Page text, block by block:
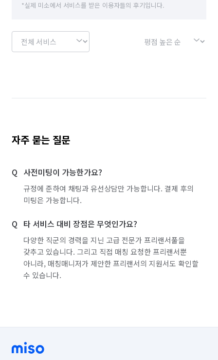
😀강원일부지역 안내
입주청소 평당13.000원
이사청소 평당14.000원
시스템에어컨 20,000원
베란다 추가시 30.000원  50.000원
스티커제거.시트지제거.심각한 분진or오염
많은양의곰팡이
*실제 미소에서 서비스를 받은 이용자들의 후기입니다.
자주 묻는 질문
사전미팅이 가능한가요?
규정에 준하여 채팅과 유선상담만 가능합니다. 결제 후의
미팅은 가능합니다.
타 서비스 대비 장점은 무엇인가요?
다양한 직군의 경력을 지닌 고급 전문가 프리랜서풀을
갖추고 있습니다. 그리고 직접 매칭 요청한 프리랜서뿐
아니라, 매칭매니저가 제안한 프리랜서의 지원서도 확인할
수 있습니다.